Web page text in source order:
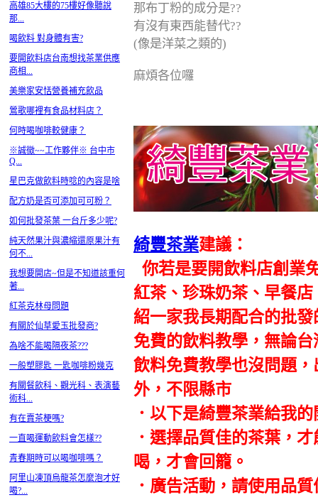
高雄85大樓的75樓好像聽說
那...
喝飲料 對身體有害?
要開飲料店台南想找茶業供應
商相...
美樂家安恬營養補充飲品
鶯歌哪裡有食品材料店？
何時喝咖啡較健康？
※誠徵~~工作夥伴※ 台中市
Q...
星巴克做飲料時唸的內容是啥
配方奶是否可添加可可粉？
如何批發茶葉 一台斤多少呢?
純天然果汁與濃縮還原果汁有
何不...
我想要開店~但是不知道該重何
著...
紅茶克林母問題
有關於仙草愛玉批發商?
為啥不能喝隔夜茶???
一般塑膠匙 一匙咖啡粉幾克
有關餐飲科、觀光科、表演藝
術科...
有在賣茶梗嗎?
一直喝運動飲料會怎樣??
青春期時可以喝咖啡嗎？
阿里山凍頂烏龍茶怎麼泡才好
喝?...
那布丁粉的成分是??
有沒有東西能替代??
(像是洋菜之類的)
麻煩各位囉
綺豐茶業建議：
你若是要開飲料店創業
紅茶、珍珠奶茶、早餐
紹一家我長期配合的批
免費的飲料教學，無論
飲料免費教學也沒問題
外，不限縣市
．以下是綺豐茶業給我
．選擇品質佳的茶葉，
喝，才會回籠。
．廣告活動，請使用品